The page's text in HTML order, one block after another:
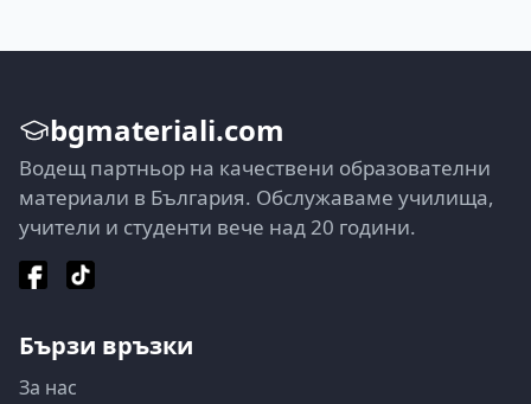
bgmateriali.com
Водещ партньор на качествени образователни
материали в България. Обслужаваме училища,
учители и студенти вече над 20 години.
Бързи връзки
За нас